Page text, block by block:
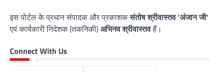
इस पोर्टल के प्रधान संपादक और प्रकाशकसंतोष श्रीवास्तव 'अंजान जी'
एवं कार्यकारी निदेशक (तकनिकी)अभिनव श्रीवास्तवहैं।
Connect With Us